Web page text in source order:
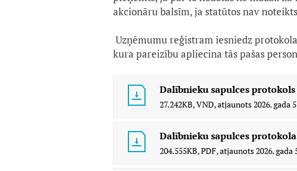
akcionāru balsīm, ja statūtos nav
Uzņēmumu reģistram iesniedz
kura pareizību apliecina tās pašas
Dalībnieku sapulces protokols
27.242KB,VND,atjaunots2026. gada
Dalībnieku sapulces
204.555KB,PDF,atjaunots2026. gada